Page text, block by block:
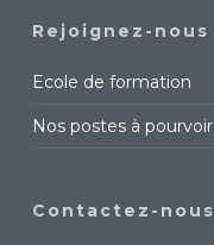
Rejoignez-nous
Ecole de formation
Nos postes à pourvoir
Contactez-nous